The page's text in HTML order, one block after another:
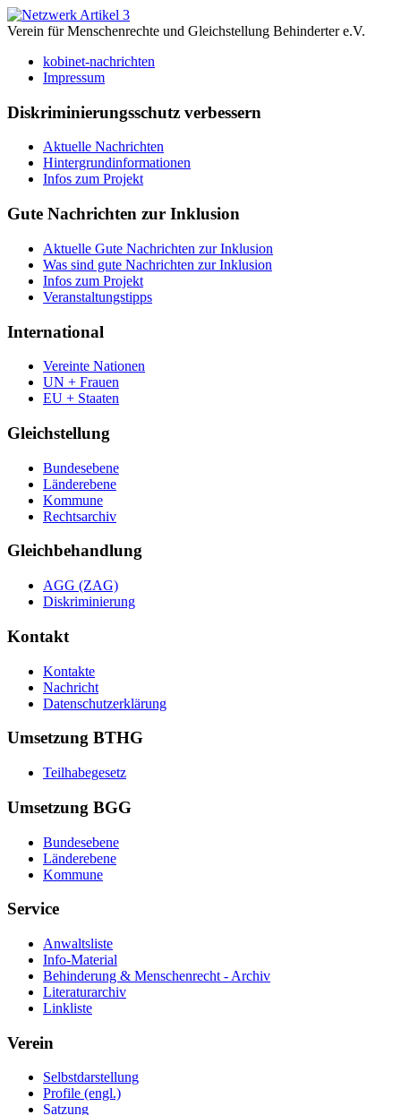
Verein für Menschenrechte und Gleichstellung Behinderter e.V.
kobinet-nachrichten
Impressum
Diskriminierungsschutz verbessern
Aktuelle Nachrichten
Hintergrundinformationen
Infos zum Projekt
Gute Nachrichten zur Inklusion
Aktuelle Gute Nachrichten zur Inklusion
Was sind gute Nachrichten zur Inklusion
Infos zum Projekt
Veranstaltungstipps
International
Vereinte Nationen
UN + Frauen
EU + Staaten
Gleichstellung
Bundesebene
Länderebene
Kommune
Rechtsarchiv
Gleichbehandlung
AGG (ZAG)
Diskriminierung
Kontakt
Kontakte
Nachricht
Datenschutzerklärung
Umsetzung BTHG
Teilhabegesetz
Umsetzung BGG
Bundesebene
Länderebene
Kommune
Service
Anwaltsliste
Info-Material
Behinderung & Menschenrecht - Archiv
Literaturarchiv
Linkliste
Verein
Selbstdarstellung
Profile (engl.)
Satzung